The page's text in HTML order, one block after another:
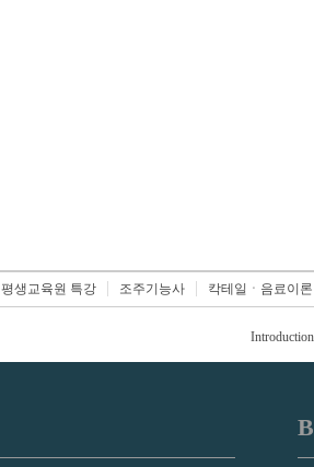
평생교육원 특강 조주기능사 칵테일ㆍ음료이론
Introduction